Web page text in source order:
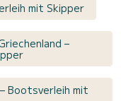
mit Skipper
–
Bootsverleih mit